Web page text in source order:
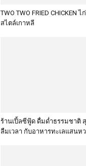
TWO TWO FRIED CHICKEN
สไตล์เกาหลี
ร้านเปิ้ลซีฟู้ด ดื่มด่ำธรรมชาติ
ลืมเวลา กับอาหารทะเลแสนห